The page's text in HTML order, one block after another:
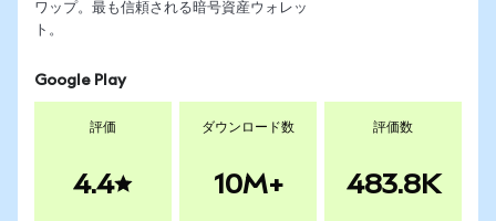
ワップ。最も信頼される暗号資産ウォレッ
ト。
Google Play
評価
4.4
ダウンロード数
10M+
評価数
483.8K